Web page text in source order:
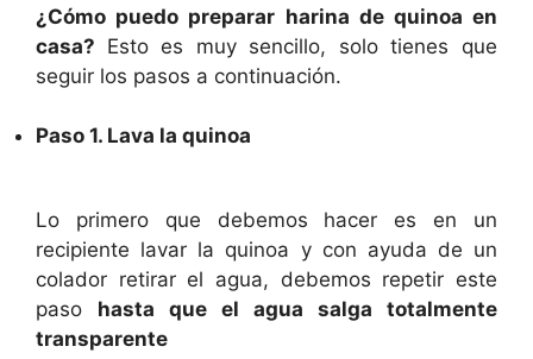
¿Cómo puedo preparar harina de quinoa en
casa? Esto es muy sencillo, solo tienes que
seguir los pasos a continuación.
Paso 1. Lava la quinoa
Lo primero que debemos hacer es en un
recipiente lavar la quinoa y con ayuda de un
colador retirar el agua, debemos repetir este
paso hasta que el agua salga totalmente
transparente